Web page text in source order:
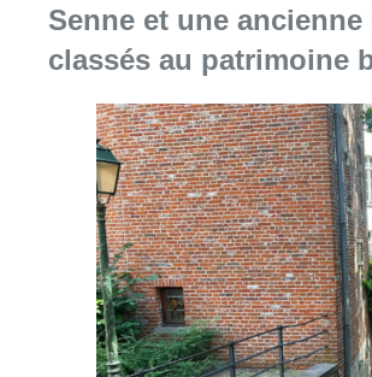
06 août 2026Consulter l'article
La police lance un avis
recherche après le viol
femme de 33 ans à